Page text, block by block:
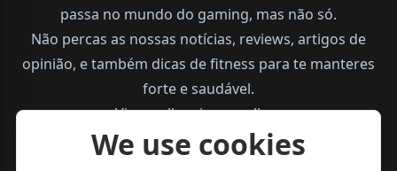
passa no mundo do gaming, mas não só.
Não percas as nossas notícias, reviews, artigos de
opinião, e também dicas de fitness para te manteres
forte e saudável.
Vive melhor, joga melhor.
We use cookies